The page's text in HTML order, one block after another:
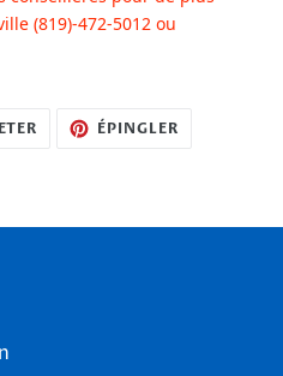
(819)-472-5012 ou
TWEETERÉPINGLER